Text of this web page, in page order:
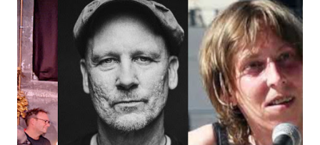
blieben unklar. So ist es auch mit der Liebe zur Stadt, sie
bleibt irrational. ­ Brauseboys am Gründonnerstag, 28.3. (20
Uhr) mit Jana Berwig & Andreas Gläser Haus der Sinne
(Ystader Str. 10) Der Frühling ist da und damit ist es Zeit,
die Winterhöhlen zu verlassen und der Natur ins Auge zu
sehen. Robert hat das gemacht und uns andere per Fax in
unseren Refugien aufgeschreckt. Heiko hatte sich gerade